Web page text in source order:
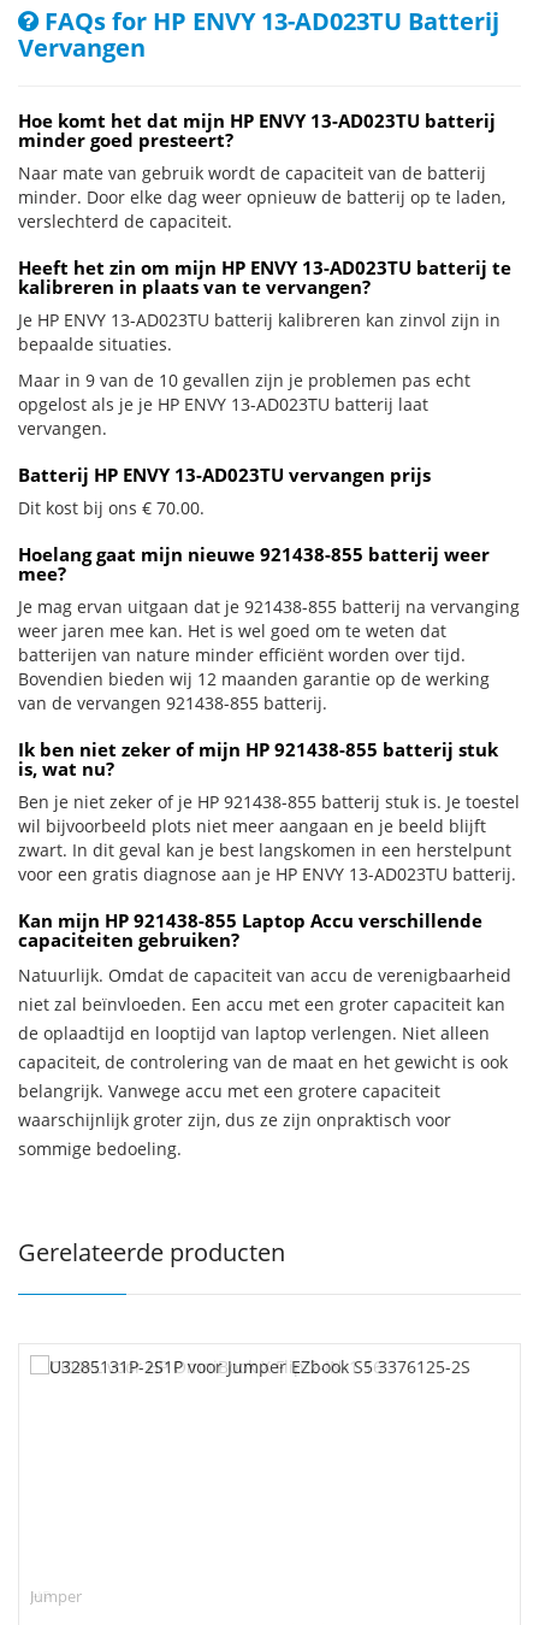
FAQs for HP ENVY 13-AD023TU Batterij
Vervangen
Hoe komt het dat mijn HP ENVY 13-AD023TU batterij
minder goed presteert?
Naar mate van gebruik wordt de capaciteit van de batterij
minder. Door elke dag weer opnieuw de batterij op te laden,
verslechterd de capaciteit.
Heeft het zin om mijn HP ENVY 13-AD023TU batterij te
kalibreren in plaats van te vervangen?
Je HP ENVY 13-AD023TU batterij kalibreren kan zinvol zijn in
bepaalde situaties.
Maar in 9 van de 10 gevallen zijn je problemen pas echt
opgelost als je je HP ENVY 13-AD023TU batterij laat
vervangen.
Batterij HP ENVY 13-AD023TU vervangen prijs
Dit kost bij ons € 70.00.
Hoelang gaat mijn nieuwe 921438-855 batterij weer
mee?
Je mag ervan uitgaan dat je 921438-855 batterij na vervanging
weer jaren mee kan. Het is wel goed om te weten dat
batterijen van nature minder efficiënt worden over tijd.
Bovendien bieden wij 12 maanden garantie op de werking
van de vervangen 921438-855 batterij.
Ik ben niet zeker of mijn HP 921438-855 batterij stuk
is, wat nu?
Ben je niet zeker of je HP 921438-855 batterij stuk is. Je toestel
wil bijvoorbeeld plots niet meer aangaan en je beeld blijft
zwart. In dit geval kan je best langskomen in een herstelpunt
voor een gratis diagnose aan je HP ENVY 13-AD023TU batterij.
Kan mijn HP 921438-855 Laptop Accu verschillende
capaciteiten gebruiken?
Natuurlijk. Omdat de capaciteit van accu de verenigbaarheid
niet zal beïnvloeden. Een accu met een groter capaciteit kan
de oplaadtijd en looptijd van laptop verlengen. Niet alleen
capaciteit, de controlering van de maat en het gewicht is ook
belangrijk. Vanwege accu met een grotere capaciteit
waarschijnlijk groter zijn, dus ze zijn onpraktisch voor
sommige bedoeling.
Gerelateerde producten
Jumper